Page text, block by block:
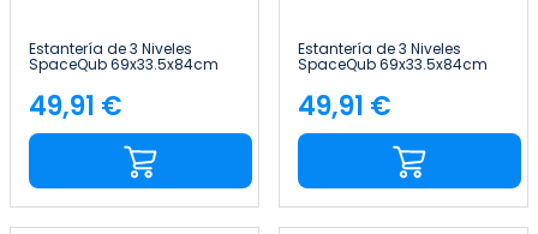
Estantería de 3 Niveles
SpaceQub 69x33.5x84cm
7house
Precio
49,91 €
Estantería de 3 Niveles
SpaceQub 69x33.5x84cm
7house
Precio
49,91 €